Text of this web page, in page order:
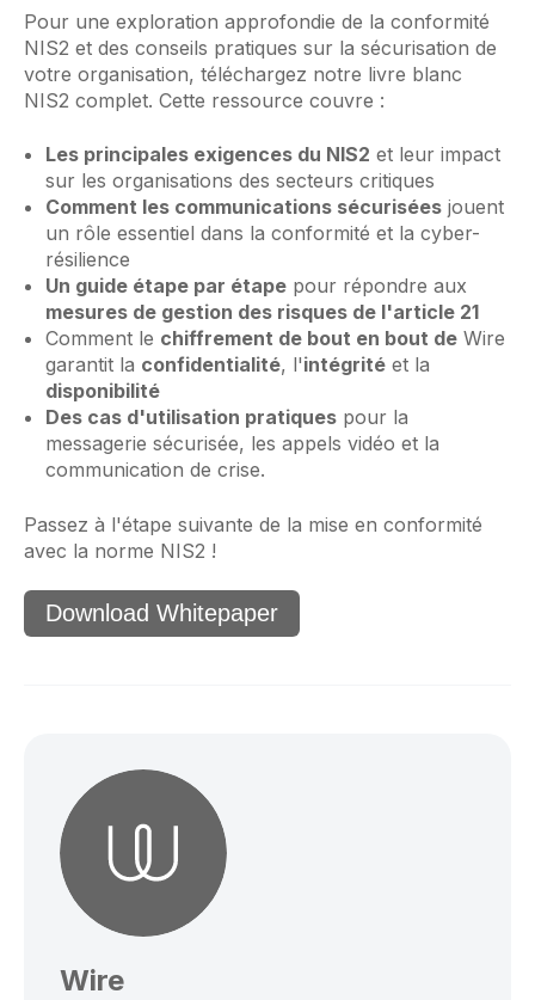
Pour une exploration approfondie de la conformité
NIS2 et des conseils pratiques sur la sécurisation de
votre organisation, téléchargez notre livre blanc
NIS2 complet. Cette ressource couvre :
Les principales exigences du NIS2 et leur impact
sur les organisations des secteurs critiques
Comment les communications sécuriséesjouent
un rôle essentiel dans la conformité et la cyber-
résilience
Un guide étape par étapepour répondre aux
mesures de gestion des risques de l'article 21
Comment le chiffrement de bout en bout deWire
garantit la confidentialité, l'intégritéet la
disponibilité
Des cas d'utilisation pratiquespour la
messagerie sécurisée, les appels vidéo et la
communication de crise.
Passez à l'étape suivante de la mise en conformité
avec la norme NIS2 !
Download Whitepaper
Wire